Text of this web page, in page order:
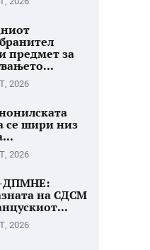
предмет за
2026
се шири низ
2026
на СДСМ
2026